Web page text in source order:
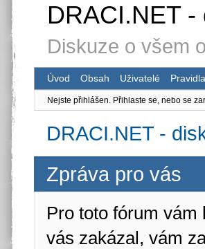
DRACI.NET -
Diskuze o všem
Úvod Obsah Uživatelé Pravidla
Nejste přihlášen. Přihlaste se, nebo se
DRACI.NET -
Zpráva pro vás
Pro toto fórum
vás zakázal, vám